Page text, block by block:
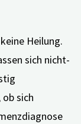
Heilung.
sich nicht-
sich